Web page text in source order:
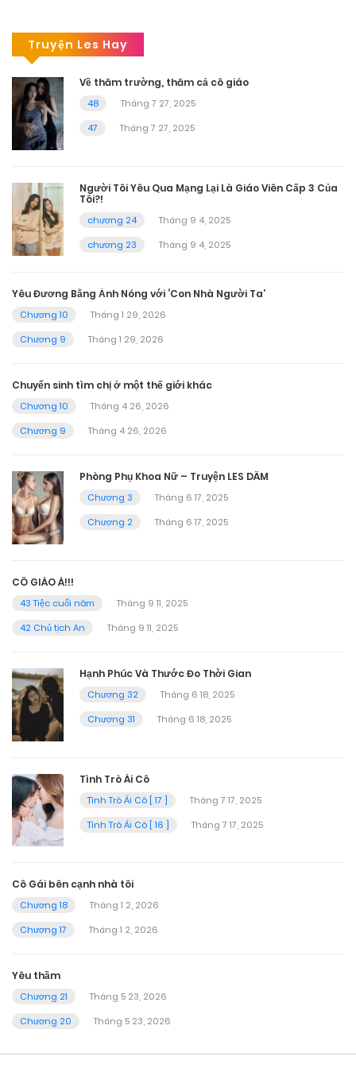
Truyện Les Hay
Về thăm trường, thăm cả cô giáo
48
Tháng 7 27, 2025
47
Tháng 7 27, 2025
Người Tôi Yêu Qua Mạng Lại Là Giáo Viên Cấp 3 Của
Tôi?!
chương 24
Tháng 9 4, 2025
chương 23
Tháng 9 4, 2025
Yêu Đương Bằng Ảnh Nóng với ‘Con Nhà Người Ta’
Chương 10
Tháng 1 29, 2026
Chương 9
Tháng 1 29, 2026
Chuyển sinh tìm chị ở một thế giới khác
Chương 10
Tháng 4 26, 2026
Chương 9
Tháng 4 26, 2026
Phòng Phụ Khoa Nữ – Truyện LES DÂM
Chương 3
Tháng 6 17, 2025
Chương 2
Tháng 6 17, 2025
CÔ GIÁO À!!!
43 Tiệc cuối năm
Tháng 9 11, 2025
42 Chủ tịch An
Tháng 9 11, 2025
Hạnh Phúc Và Thước Đo Thời Gian
Chương 32
Tháng 6 18, 2025
Chương 31
Tháng 6 18, 2025
Tình Trò Ái Cô
Tình Trò Ái Cô [ 17 ]
Tháng 7 17, 2025
Tình Trò Ái Cô [ 16 ]
Tháng 7 17, 2025
Cô Gái bên cạnh nhà tôi
Chương 18
Tháng 1 2, 2026
Chương 17
Tháng 1 2, 2026
Yêu thầm
Chương 21
Tháng 5 23, 2026
Chương 20
Tháng 5 23, 2026